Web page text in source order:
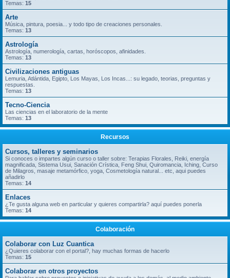
Temas: 15
Arte
Música, pintura, poesia... y todo tipo de creaciones personales.
Temas: 13
Astrología
Astrología, numerología, cartas, horóscopos, afinidades.
Temas: 13
Civilizaciones antiguas
Lemuria, Atlántida, Egipto, Los Mayas, Los Incas...: su legado, teorias, preguntas y
respuestas.
Temas: 13
Tecno-Ciencia
Las ciencias en el laboratorio de la mente
Temas: 13
Recursos
Cursos, talleres y seminarios
Si conoces o impartes algún curso o taller sobre: Terapias Florales, Reiki, energía
magnificada, Sistema Usui, Sanación Crística, Feng Shui, Quiromancia, Iching, Curso
de Milagros, masaje metamórfico, yoga, Cosmetología natural... etc, aqui puedes
añadirlo
Temas: 14
Enlaces
¿Te gusta alguna web en particular y quieres compartirla? aquí puedes ponerla
Temas: 14
Colaboración
Colaborar con Luz Cuantica
¿Quieres colaborar con el portal?, hay muchas formas de hacerlo
Temas: 15
Colaborar en otros proyectos